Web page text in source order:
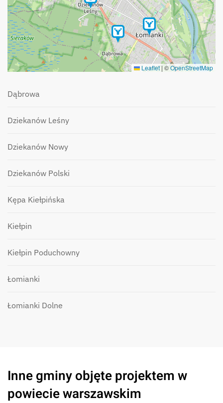
Leaflet | ©OpenStreetMap
Dąbrowa
Dziekanów Leśny
Dziekanów Nowy
Dziekanów Polski
Kępa Kiełpińska
Kiełpin
Kiełpin Poduchowny
Łomianki
Łomianki Dolne
Inne gminy objęte projektem w
powiecie warszawskim